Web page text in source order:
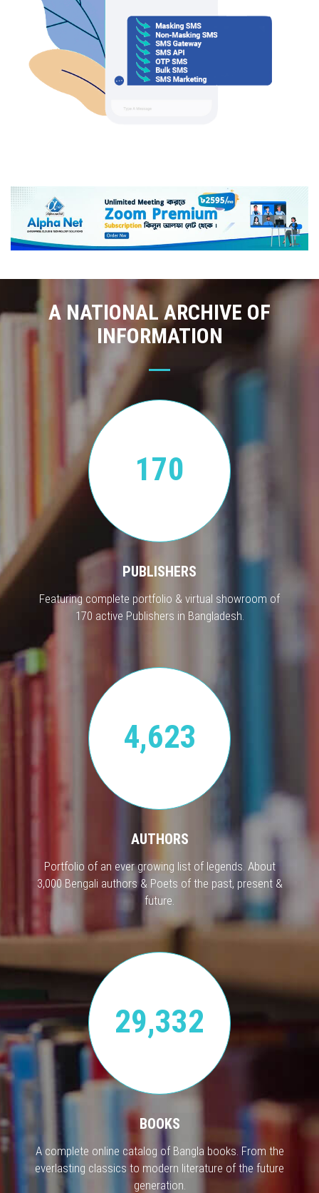
A NATIONAL ARCHIVE OF
INFORMATION
170
PUBLISHERS
Featuring complete portfolio & virtual showroom of
170 active Publishers in Bangladesh.
4,623
AUTHORS
Portfolio of an ever growing list of legends. About
3,000 Bengali authors & Poets of the past, present &
future.
29,332
BOOKS
A complete online catalog of Bangla books. From the
everlasting classics to modern literature of the future
generation.